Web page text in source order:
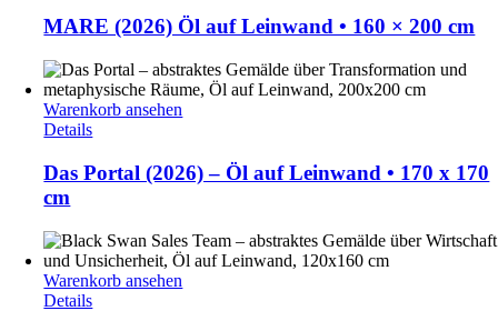
MARE (2026) Öl auf Leinwand • 160 × 200 cm
Warenkorb ansehen
Details
Das Portal (2026) – Öl auf Leinwand • 170 x 170
cm
Warenkorb ansehen
Details